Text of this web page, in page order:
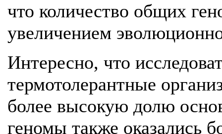
что количество общих
увеличением
Интересно, что
термотолерантные
более высокую долю
геномы также оказались